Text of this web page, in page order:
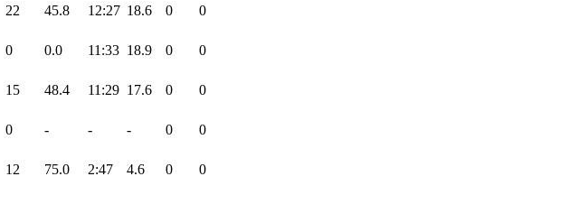
22 45.8 12:27 18.6 0
0
0 0.0 11:33 18.9 0
0
15 48.4 11:29 17.6 0
0
0 - - - 0
0
12 75.0 2:47 4.6 0 0